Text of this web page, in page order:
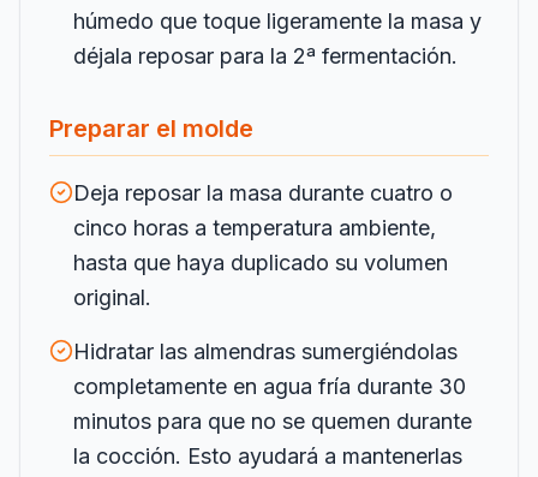
húmedo que toque ligeramente la masa y
déjala reposar para la 2ª fermentación.
Preparar el molde
Deja reposar la masa durante cuatro o
cinco horas a temperatura ambiente,
hasta que haya duplicado su volumen
original.
Hidratar las almendras sumergiéndolas
completamente en agua fría durante 30
minutos para que no se quemen durante
la cocción. Esto ayudará a mantenerlas